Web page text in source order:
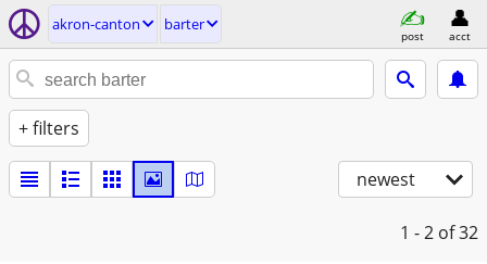
akron-canton barter
post acct
+ filters
newest
1 - 2 of 32